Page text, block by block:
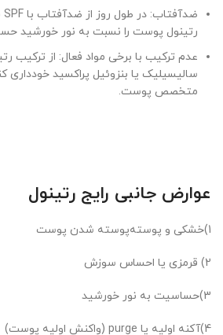
رتینول پوست را نسبت به نور خورشید
سالیسیلیک یا بنزوئیل پراکسید خودداری
متخصص پوست.
عوارض جانبی رایج رتینول
1)خشکی و پوسته‌پوسته شدن پوست
2) قرمزی یا احساس سوزش
3)حساسیت به نور خورشید
4)آکنه اولیه یا purge (واکنش اولیه پوست)